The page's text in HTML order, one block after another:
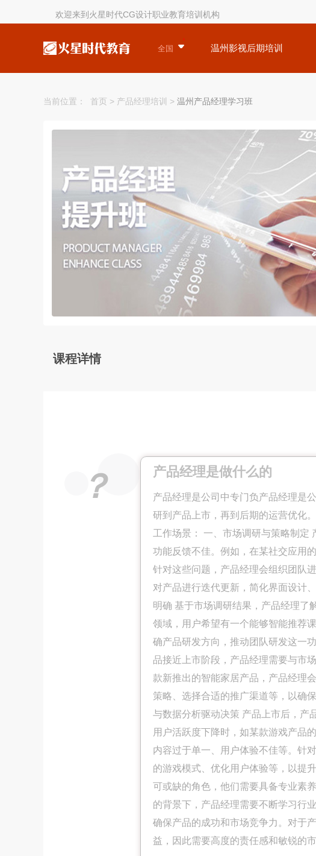
欢迎来到火星时代CG设计职业教育培训机构
全国 温州影视后期培训
当前位置： 首页 > 产品经理培训 > 温州产品经理学习班
课程详情
？ 产品经理是做什么的
产品经理是公司中专门负产品经理是
研到产品上市，再到后期的运营优化
工作场景： 一、市场调研与策略制定
功能反馈不佳。例如，在某社交应用
针对这些问题，产品经理会组织团队
对产品进行迭代更新，简化界面设计
明确 基于市场调研结果，产品经理了
领域，用户希望有一个能够智能推荐
确产品研发方向，推动团队研发这一
品接近上市阶段，产品经理需要与市
款新推出的智能家居产品，产品经理
策略、选择合适的推广渠道等，以确
与数据分析驱动决策 产品上市后，产
用户活跃度下降时，如某款游戏产品
内容过于单一、用户体验不佳等。针
的游戏模式、优化用户体验等，以提
可或缺的角色，他们需要具备专业素
的背景下，产品经理需要不断学习行
确保产品的成功和市场竞争力。对于
益，因此需要高度的责任感和敏锐的市